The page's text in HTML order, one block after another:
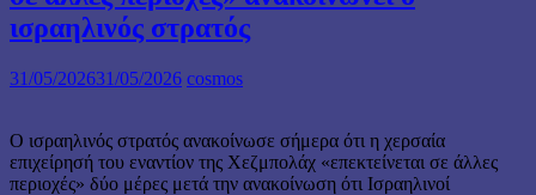
ισραηλινός στρατός
31/05/202631/05/2026 cosmos
Ο ισραηλινός στρατός ανακοίνωσε σήμερα ότι η χερσαία
επιχείρησή του εναντίον της Χεζμπολάχ «επεκτείνεται σε άλλες
περιοχές» δύο μέρες μετά την ανακοίνωση ότι Ισραηλινοί